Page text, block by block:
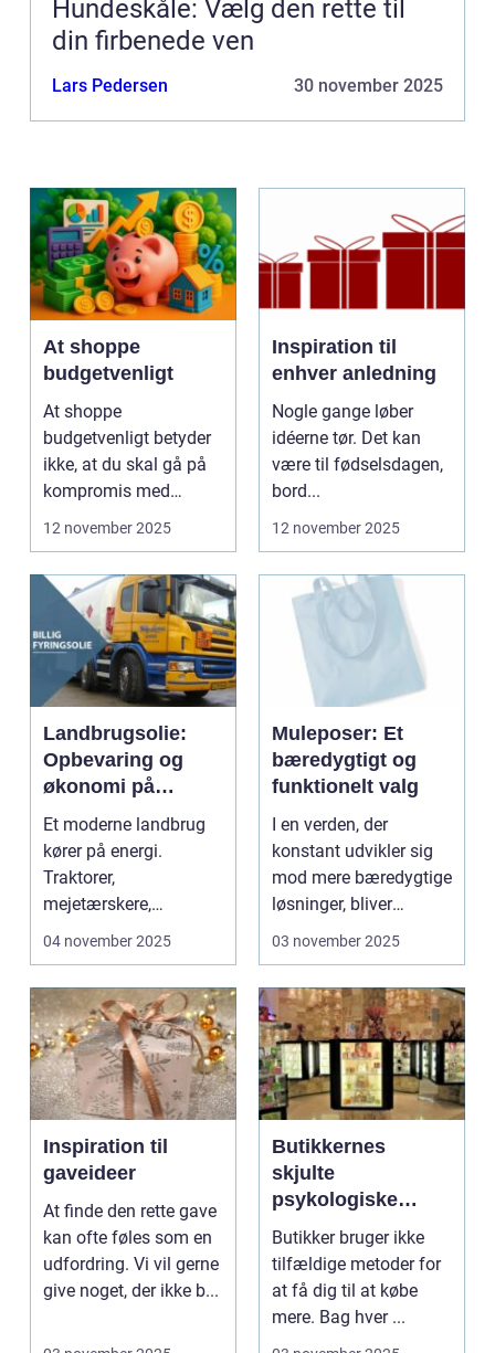
Hundeskåle: Vælg den rette til
din firbenede ven
Lars Pedersen 30 november 2025
At shoppe
budgetvenligt
At shoppe
budgetvenligt betyder
ikke, at du skal gå på
kompromis med
kvalitet eller stil...
12 november 2025
Inspiration til
enhver anledning
Nogle gange løber
idéerne tør. Det kan
være til fødselsdagen,
bord...
12 november 2025
Landbrugsolie:
Opbevaring og
økonomi på
gården
Et moderne landbrug
kører på energi.
Traktorer,
mejetærskere,
transport, tø...
04 november 2025
Muleposer: Et
bæredygtigt og
funktionelt valg
I en verden, der
konstant udvikler sig
mod mere bæredygtige
løsninger, bliver
produkter...
03 november 2025
Inspiration til
gaveideer
At finde den rette gave
kan ofte føles som en
udfordring. Vi vil gerne
give noget, der ikke b...
Butikkernes
skjulte
psykologiske
tricks
Butikker bruger ikke
tilfældige metoder for
at få dig til at købe
mere. Bag hver ...